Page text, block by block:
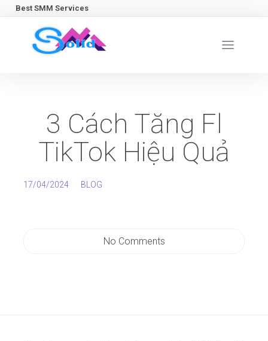
Best SMM Services
3 Cách Tăng Fl
TikTok Hiệu Quả
17/04/2024 BLOG
No Comments